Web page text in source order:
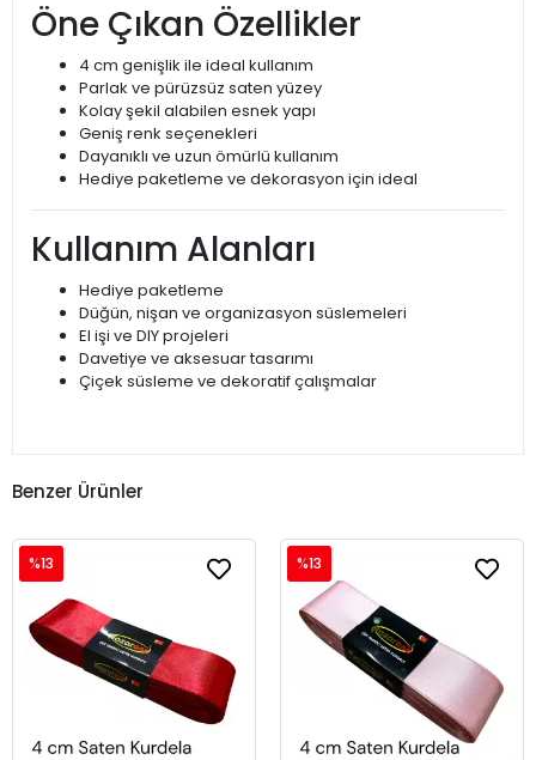
Öne Çıkan Özellikler
4 cm genişlik ile ideal kullanım
Parlak ve pürüzsüz saten yüzey
Kolay şekil alabilen esnek yapı
Geniş renk seçenekleri
Dayanıklı ve uzun ömürlü kullanım
Hediye paketleme ve dekorasyon için ideal
Kullanım Alanları
Hediye paketleme
Düğün, nişan ve organizasyon süslemeleri
El işi ve DIY projeleri
Davetiye ve aksesuar tasarımı
Çiçek süsleme ve dekoratif çalışmalar
Benzer Ürünler
%13 %13